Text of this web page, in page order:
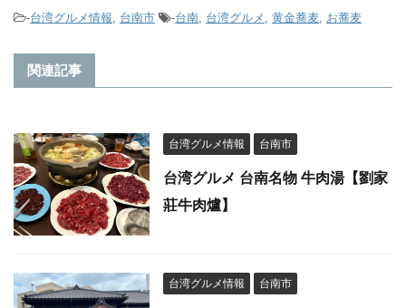
-台湾グルメ情報, 台南市 -台南, 台湾グルメ , 黄金蕎麦, お蕎麦
関連記事
台湾グルメ情報 台南市
台湾グルメ 台南名物 牛肉湯【劉家
莊牛肉爐】
台湾グルメ情報 台南市